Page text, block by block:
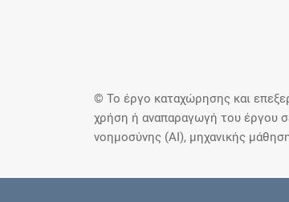
© Το έργο καταχώρησης και
χρήση ή αναπαραγωγή του έργου
νοημοσύνης (AI), μηχανικής